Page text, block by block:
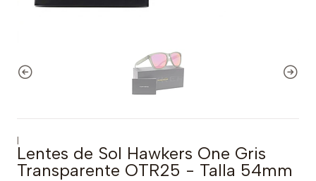
|
Lentes de Sol Hawkers One Gris
Transparente OTR25 - Talla 54mm